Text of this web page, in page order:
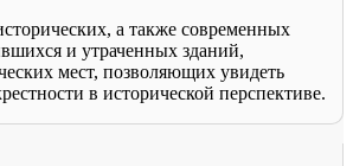
а также современных
и утраченных зданий,
мест, позволяющих увидеть
в исторической перспективе.